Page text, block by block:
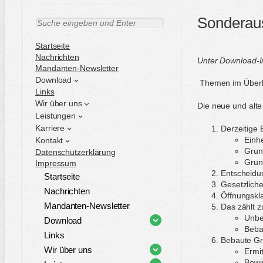
S
c
h
e
n
Startseite
Nachrichten
Mandanten-Newsletter
Download
Links
Wir über uns
Leistungen
Karriere
Kontakt
Datenschutzerklärung
Impressum
Startseite
Nachrichten
Mandanten-Newsletter
Download
Links
Wir über uns
Unter Download-
Themen im
Die neue und
Derzeitige
Das zählt
Bebaute